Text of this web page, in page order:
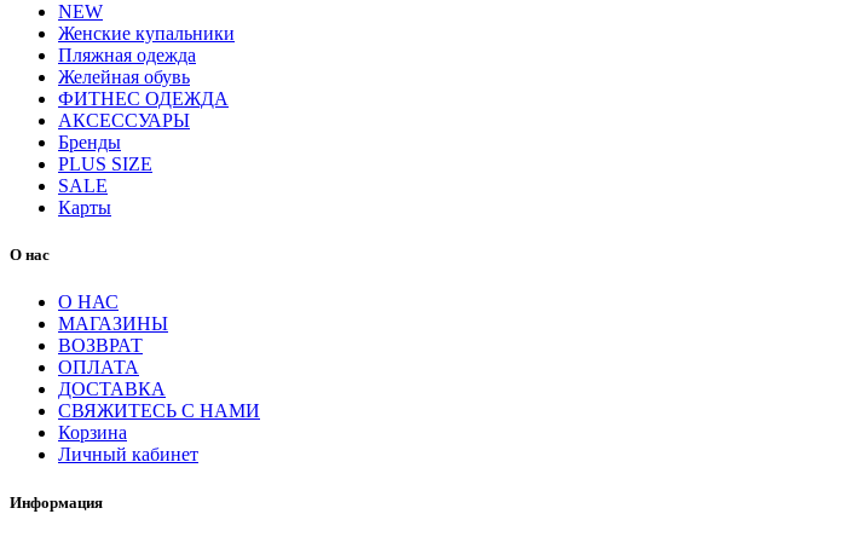
NEW
Женские купальники
Пляжная одежда
Желейная обувь
ФИТНЕС ОДЕЖДА
АКСЕССУАРЫ
Бренды
PLUS SIZE
SALE
Карты
О нас
О НАС
МАГАЗИНЫ
ВОЗВРАТ
ОПЛАТА
ДОСТАВКА
СВЯЖИТЕСЬ С НАМИ
Корзина
Личный кабинет
Информация